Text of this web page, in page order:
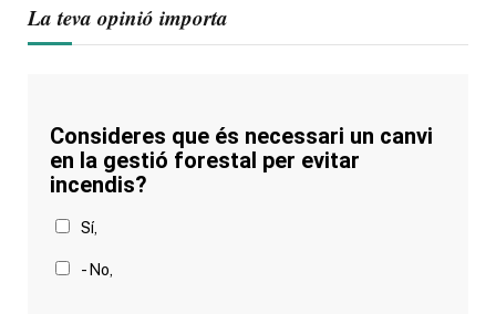
La teva opinió importa
Consideres que és necessari un canvi
en la gestió forestal per evitar
incendis?
Sí,
- No,